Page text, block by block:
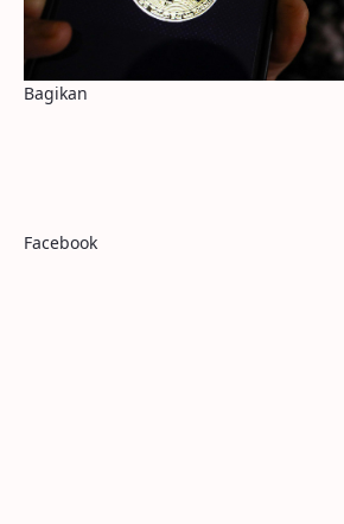
Bagikan
Facebook